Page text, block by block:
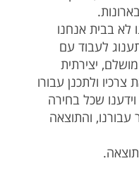
לא בבית אנחנו
לעבוד עם
יצירתית
ולתכנן עבורו
שכל בחירה
והתוצאה